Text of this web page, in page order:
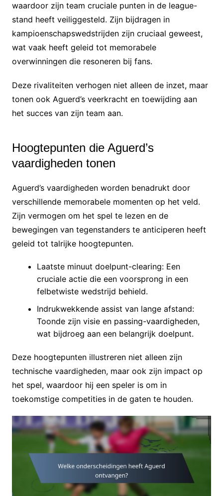
waardoor zijn team cruciale punten in de league-
stand heeft veiliggesteld. Zijn bijdragen in
kampioenschapswedstrijden zijn cruciaal geweest,
wat vaak heeft geleid tot memorabele
overwinningen die resoneren bij fans.
Deze rivaliteiten verhogen niet alleen de inzet, maar
tonen ook Aguerd’s veerkracht en toewijding aan
het succes van zijn team aan.
Hoogtepunten die Aguerd’s
vaardigheden tonen
Aguerd’s vaardigheden worden benadrukt door
verschillende memorabele momenten op het veld.
Zijn vermogen om het spel te lezen en de
bewegingen van tegenstanders te anticiperen heeft
geleid tot talrijke hoogtepunten.
Laatste minuut doelpunt-clearing: Een
cruciale actie die een voorsprong in een
felbetwiste wedstrijd behield.
Indrukwekkende assist van lange afstand:
Toonde zijn visie en passing-vaardigheden,
wat bijdroeg aan een belangrijk doelpunt.
Deze hoogtepunten illustreren niet alleen zijn
technische vaardigheden, maar ook zijn impact op
het spel, waardoor hij een speler is om in
toekomstige competities in de gaten te houden.